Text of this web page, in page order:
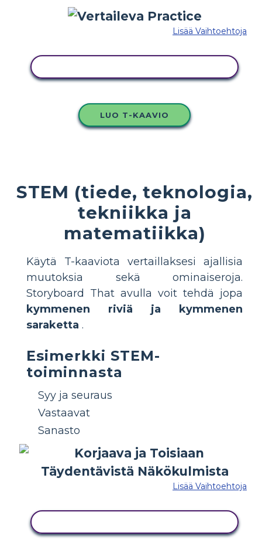
Lisää Vaihtoehtoja
LUO T-KAAVIO
STEM (tiede, teknologia,
tekniikka ja
matematiikka)
Käytä T-kaaviota vertaillaksesi ajallisia
muutoksia sekä ominaiseroja.
Storyboard That avulla voit tehdä jopa
kymmenen riviä ja kymmenen
saraketta .
Esimerkki STEM-
toiminnasta
Syy ja seuraus
Vastaavat
Sanasto
Lisää Vaihtoehtoja